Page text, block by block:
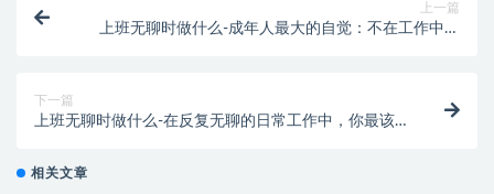
上一篇
上班无聊时做什么-成年人最大的自觉：不在工作中混
下一篇
上班无聊时做什么-在反复无聊的日常工作中，你最该
相关文章